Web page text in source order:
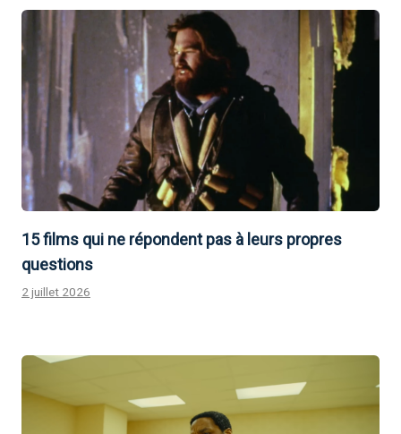
15 films qui ne répondent pas à leurs propres
questions
2 juillet 2026